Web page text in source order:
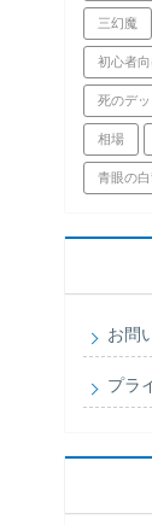
三幻魔
初心者向
死のデ
相場
青眼の白
お問
プラ